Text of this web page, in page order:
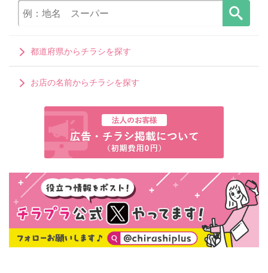
都道府県からチラシを探す
お店の名前からチラシを探す